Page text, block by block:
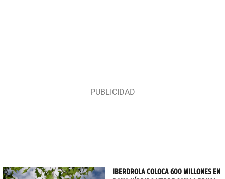
IBERDROLA COLOCA 600 MILLONES EN